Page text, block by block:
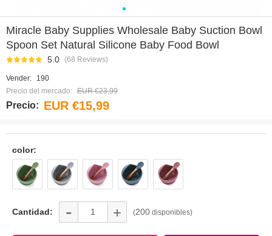
Miracle Baby Supplies Wholesale Baby Suction Bowl
Spoon Set Natural Silicone Baby Food Bowl
5.0 (68 Reviews)
Vender:
190
Precio del mercado: EUR €23,99
Precio: EUR €15,99
color:
Cantidad: - + (200 disponibles)